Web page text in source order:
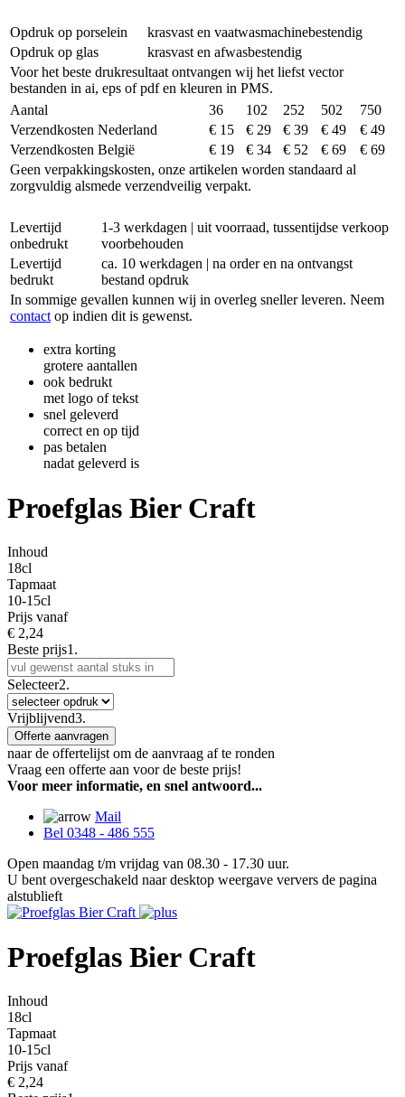
Opdruk op porselein
krasvast en vaatwasmachinebestendig
Opdruk op glas
krasvast en afwasbestendig
Voor het beste drukresultaat ontvangen wij het liefst vector
bestanden in ai, eps of pdf en kleuren in PMS.
Aantal
36 102 252 502
750
Verzendkosten Nederland
€ 15 € 29 € 39 € 49
€ 49
Verzendkosten België
€ 19 € 34 € 52 € 69
€ 69
Geen verpakkingskosten, onze artikelen worden standaard al
zorgvuldig alsmede verzendveilig verpakt.
Levertijd
onbedrukt
1-3 werkdagen | uit voorraad, tussentijdse verkoop
voorbehouden
Levertijd
bedrukt
ca. 10 werkdagen | na order en na ontvangst
bestand opdruk
In sommige gevallen kunnen wij in overleg sneller leveren. Neem
contact op indien dit is gewenst.
extra korting
grotere aantallen
ook bedrukt
met logo of tekst
snel geleverd
correct en op tijd
pas betalen
nadat geleverd is
Proefglas Bier Craft
Inhoud
18cl
Tapmaat
10-15cl
Prijs vanaf
€ 2,24
Beste prijs1.
Selecteer2.
Vrijblijvend3.
Offerte aanvragen
naar de offertelijst om de aanvraag af te ronden
Vraag een offerte aan voor de beste prijs!
Voor meer informatie, en snel antwoord...
Mail
Bel 0348 - 486 555
Open maandag t/m vrijdag van 08.30 - 17.30 uur.
U bent overgeschakeld naar desktop weergave ververs de pagina
alstublieft
Proefglas Bier Craft
Inhoud
18cl
Tapmaat
10-15cl
Prijs vanaf
€ 2,24